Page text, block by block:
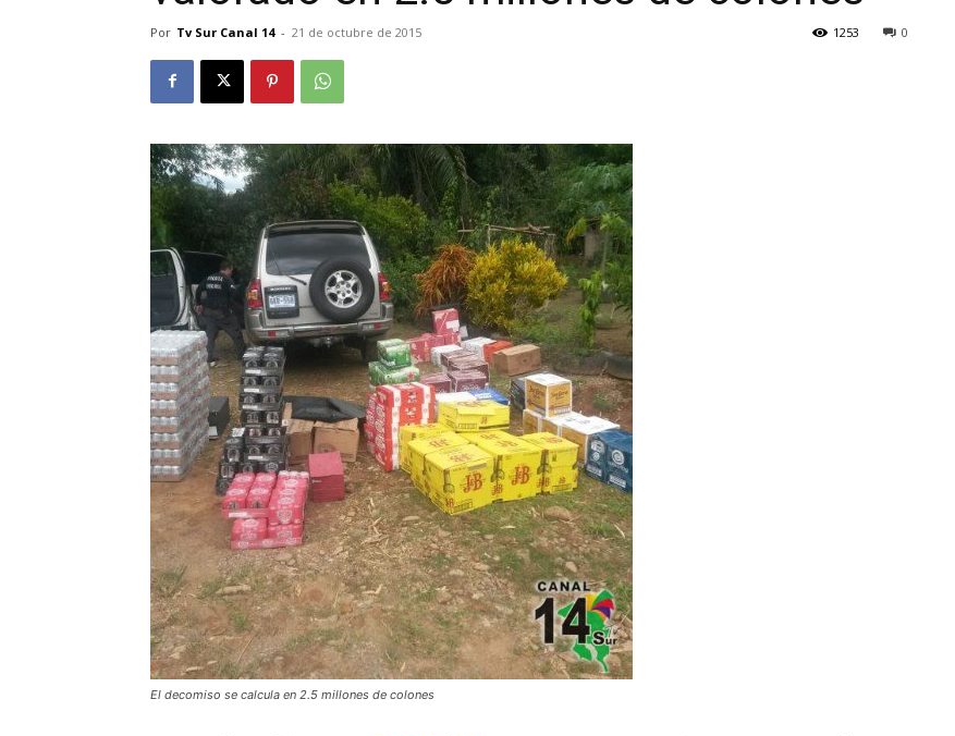
Por Tv Sur Canal 14 - 21 de octubre de 2015 0
1253
El decomiso se calcula en 2.5 millones de colones